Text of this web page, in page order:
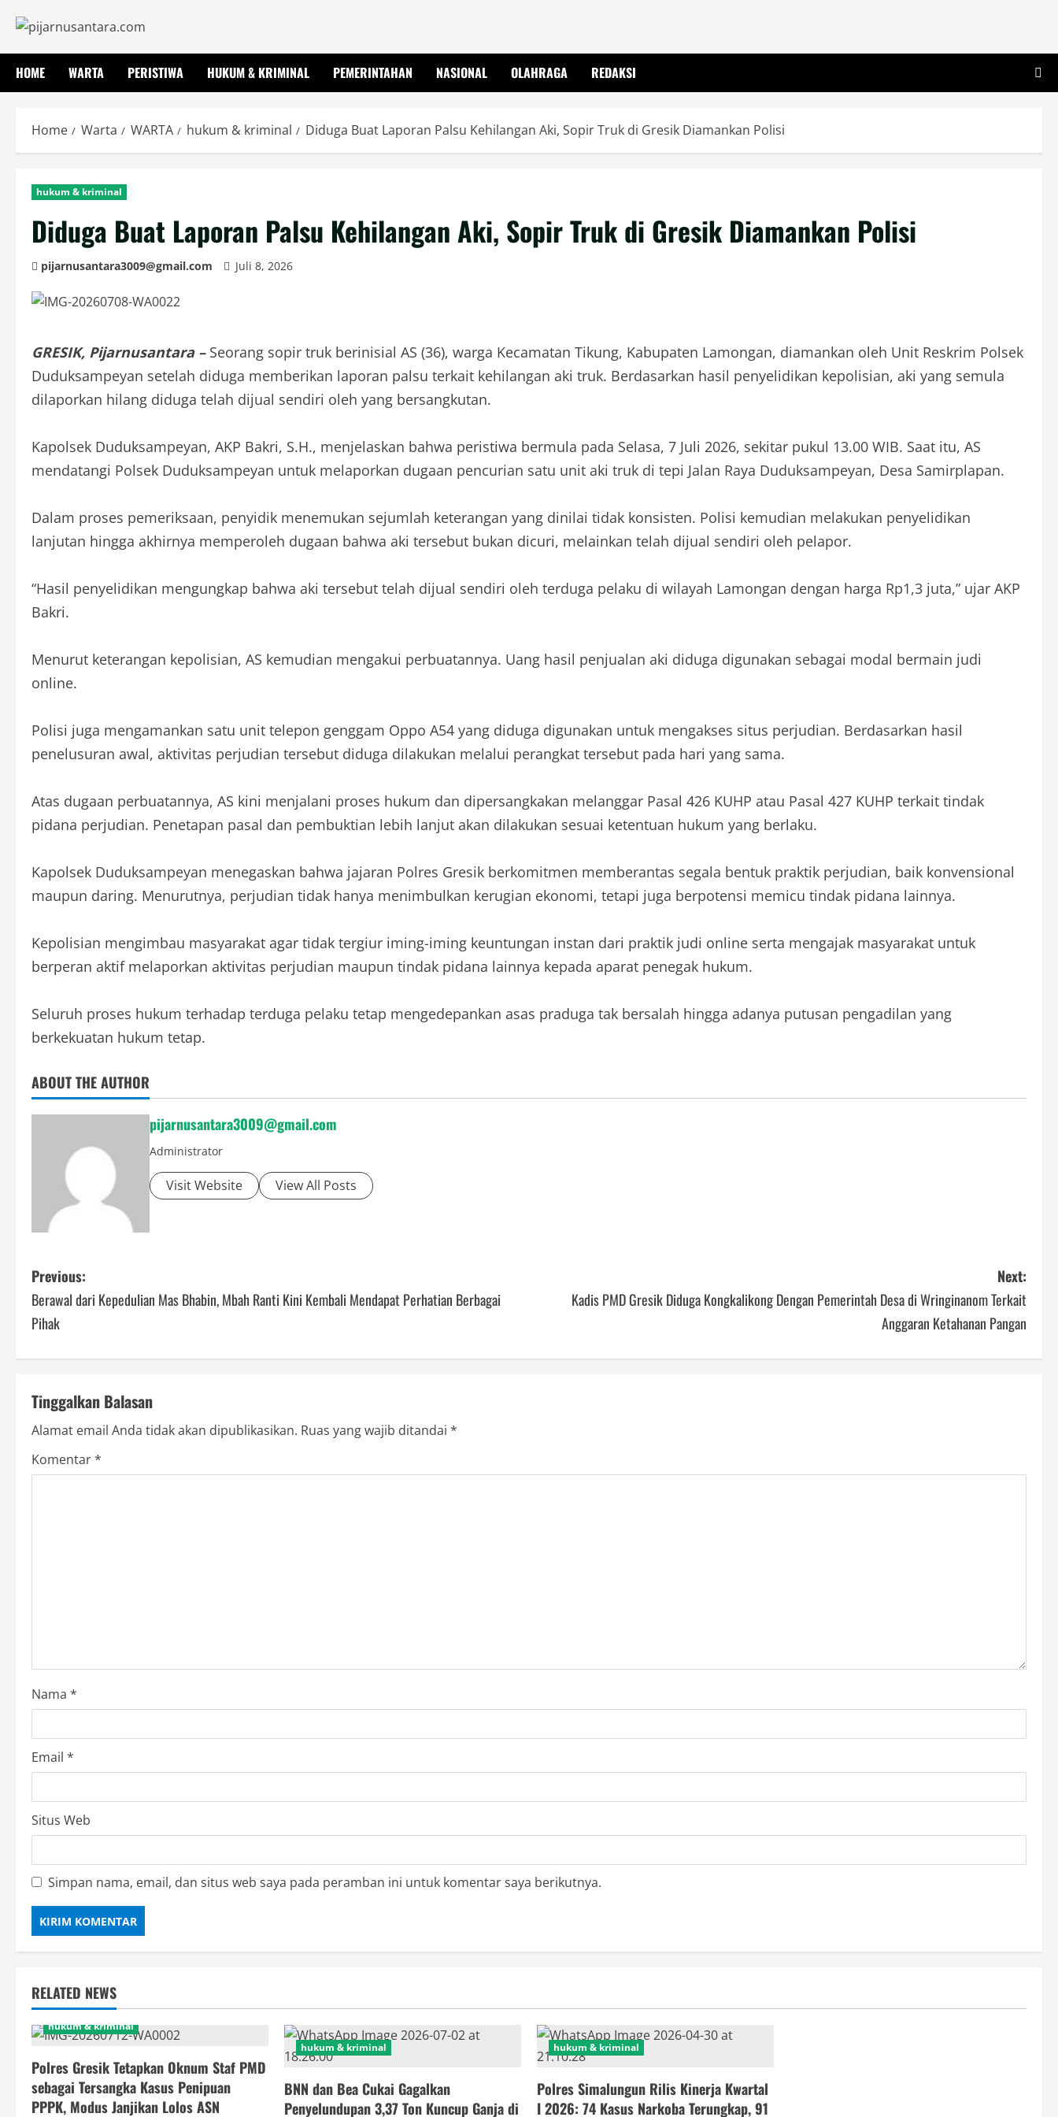
content
HOME WARTA PERISTIWA HUKUM & KRIMINAL PEMERINTAHAN NASIONAL OLAHRAGA REDAKSI
Home Warta WARTA hukum & kriminal Diduga Buat Laporan Palsu Kehilangan Aki, Sopir Truk di Gresik Diamankan Polisi
hukum & kriminal
Diduga Buat Laporan Palsu Kehilangan Aki, Sopir Truk di Gresik Diamankan Polisi
pijarnusantara3009@gmail.com Juli 8, 2026
GRESIK, Pijarnusantara – Seorang sopir truk berinisial AS (36), warga Kecamatan Tikung, Kabupaten Lamongan, diamankan oleh Unit Reskrim Polsek
Duduksampeyan setelah diduga memberikan laporan palsu terkait kehilangan aki truk. Berdasarkan hasil penyelidikan kepolisian, aki yang semula
dilaporkan hilang diduga telah dijual sendiri oleh yang bersangkutan.
Kapolsek Duduksampeyan, AKP Bakri, S.H., menjelaskan bahwa peristiwa bermula pada Selasa, 7 Juli 2026, sekitar pukul 13.00 WIB. Saat itu, AS
mendatangi Polsek Duduksampeyan untuk melaporkan dugaan pencurian satu unit aki truk di tepi Jalan Raya Duduksampeyan, Desa Samirplapan.
Dalam proses pemeriksaan, penyidik menemukan sejumlah keterangan yang dinilai tidak konsisten. Polisi kemudian melakukan penyelidikan
lanjutan hingga akhirnya memperoleh dugaan bahwa aki tersebut bukan dicuri, melainkan telah dijual sendiri oleh pelapor.
“Hasil penyelidikan mengungkap bahwa aki tersebut telah dijual sendiri oleh terduga pelaku di wilayah Lamongan dengan harga Rp1,3 juta,” ujar AKP
Bakri.
Menurut keterangan kepolisian, AS kemudian mengakui perbuatannya. Uang hasil penjualan aki diduga digunakan sebagai modal bermain judi
online.
Polisi juga mengamankan satu unit telepon genggam Oppo A54 yang diduga digunakan untuk mengakses situs perjudian. Berdasarkan hasil
penelusuran awal, aktivitas perjudian tersebut diduga dilakukan melalui perangkat tersebut pada hari yang sama.
Atas dugaan perbuatannya, AS kini menjalani proses hukum dan dipersangkakan melanggar Pasal 426 KUHP atau Pasal 427 KUHP terkait tindak
pidana perjudian. Penetapan pasal dan pembuktian lebih lanjut akan dilakukan sesuai ketentuan hukum yang berlaku.
Kapolsek Duduksampeyan menegaskan bahwa jajaran Polres Gresik berkomitmen memberantas segala bentuk praktik perjudian, baik konvensional
maupun daring. Menurutnya, perjudian tidak hanya menimbulkan kerugian ekonomi, tetapi juga berpotensi memicu tindak pidana lainnya.
Kepolisian mengimbau masyarakat agar tidak tergiur iming-iming keuntungan instan dari praktik judi online serta mengajak masyarakat untuk
berperan aktif melaporkan aktivitas perjudian maupun tindak pidana lainnya kepada aparat penegak hukum.
Seluruh proses hukum terhadap terduga pelaku tetap mengedepankan asas praduga tak bersalah hingga adanya putusan pengadilan yang
berkekuatan hukum tetap.
ABOUT THE AUTHOR
pijarnusantara3009@gmail.com
Administrator
Visit Website View All Posts
P
o
n
a
v
o
n
Previous:
Berawal dari Kepedulian Mas Bhabin, Mbah Ranti Kini Kembali Mendapat Perhatian Berbagai
Pihak
Next:
Kadis PMD Gresik Diduga Kongkalikong Dengan Pemerintah Desa di Wringinanom Terkait
Anggaran Ketahanan Pangan
Tinggalkan Balasan
Alamat email Anda tidak akan dipublikasikan. Ruas yang wajib ditandai *
Komentar*
Nama *
Email *
Situs Web
Simpan nama, email, dan situs web saya pada peramban ini untuk komentar saya berikutnya.
RELATED NEWS
hukum & kriminal
Polres Gresik Tetapkan Oknum Staf PMD
sebagai Tersangka Kasus Penipuan
PPPK, Modus Janjikan Lolos ASN
hukum & kriminal
BNN dan Bea Cukai Gagalkan
Penyelundupan 3,37 Ton Kuncup Ganja di
hukum & kriminal
Polres Simalungun Rilis Kinerja Kwartal
I 2026: 74 Kasus Narkoba Terungkap, 91